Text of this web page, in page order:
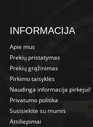
INFORMACIJA
Apie mus
Prekių pristatymas
Prekių grąžinimas
Pirkimo taisyklės
Naudinga informacija pirkėjui!
Privatumo politika
Susisiekite su mumis
Atsiliepimai